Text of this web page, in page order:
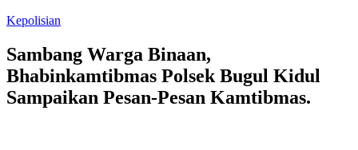
Kepolisian
Sambang Warga Binaan,
Bhabinkamtibmas Polsek Bugul Kidul
Sampaikan Pesan-Pesan Kamtibmas.